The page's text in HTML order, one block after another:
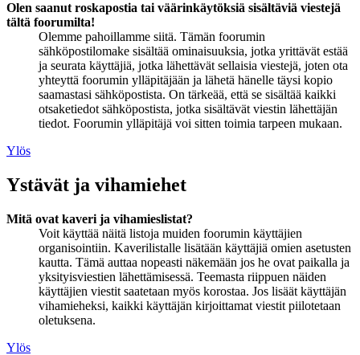
Olen saanut roskapostia tai väärinkäytöksiä sisältäviä viestejä
tältä foorumilta!
Olemme pahoillamme siitä. Tämän foorumin
sähköpostilomake sisältää ominaisuuksia, jotka yrittävät estää
ja seurata käyttäjiä, jotka lähettävät sellaisia viestejä, joten ota
yhteyttä foorumin ylläpitäjään ja lähetä hänelle täysi kopio
saamastasi sähköpostista. On tärkeää, että se sisältää kaikki
otsaketiedot sähköpostista, jotka sisältävät viestin lähettäjän
tiedot. Foorumin ylläpitäjä voi sitten toimia tarpeen mukaan.
Ylös
Ystävät ja vihamiehet
Mitä ovat kaveri ja vihamieslistat?
Voit käyttää näitä listoja muiden foorumin käyttäjien
organisointiin. Kaverilistalle lisätään käyttäjiä omien asetusten
kautta. Tämä auttaa nopeasti näkemään jos he ovat paikalla ja
yksityisviestien lähettämisessä. Teemasta riippuen näiden
käyttäjien viestit saatetaan myös korostaa. Jos lisäät käyttäjän
vihamieheksi, kaikki käyttäjän kirjoittamat viestit piilotetaan
oletuksena.
Ylös